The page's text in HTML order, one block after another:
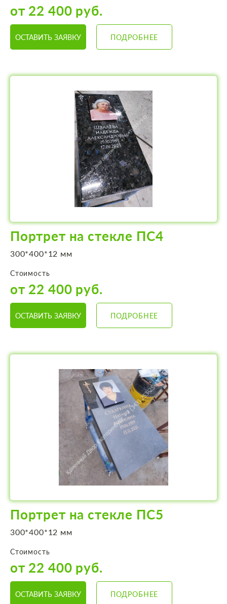
от 22 400 руб.
ОСТАВИТЬ ЗАЯВКУ ПОДРОБНЕЕ
Портрет на стекле ПС4
300*400*12 мм
Стоимость
от 22 400 руб.
ОСТАВИТЬ ЗАЯВКУ ПОДРОБНЕЕ
Портрет на стекле ПС5
300*400*12 мм
Стоимость
от 22 400 руб.
ОСТАВИТЬ ЗАЯВКУ ПОДРОБНЕЕ